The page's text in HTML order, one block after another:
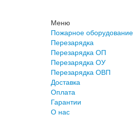
Меню
Пожарное оборудование
Перезарядка
Перезарядка ОП
Перезарядка ОУ
Перезарядка ОВП
Доставка
Оплата
Гарантии
О нас